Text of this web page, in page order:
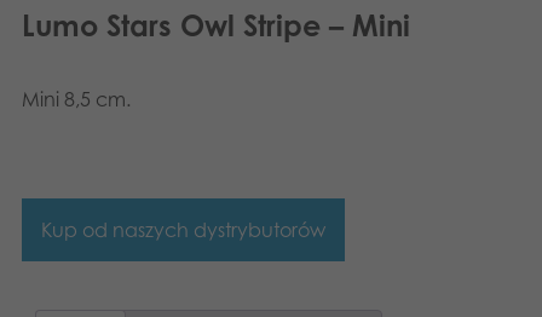
Nederlands
Lumo Stars Owl Stripe – Mini
Mini 8,5 cm.
Kup od naszych dystrybutorów